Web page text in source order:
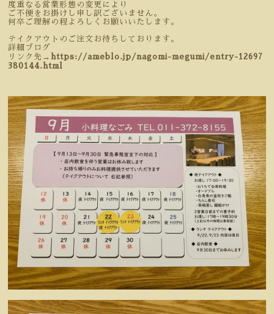
度重なる営業形態の変更により
ご不便をお掛けし申し訳ございません。
何卒ご理解の程よろしくお願いいたします。
テイクアウトのご注文お待ちしております。
詳細ブログ
リンク先→ https://ameblo.jp/nagomi-megumi/entry-12697
380144.html